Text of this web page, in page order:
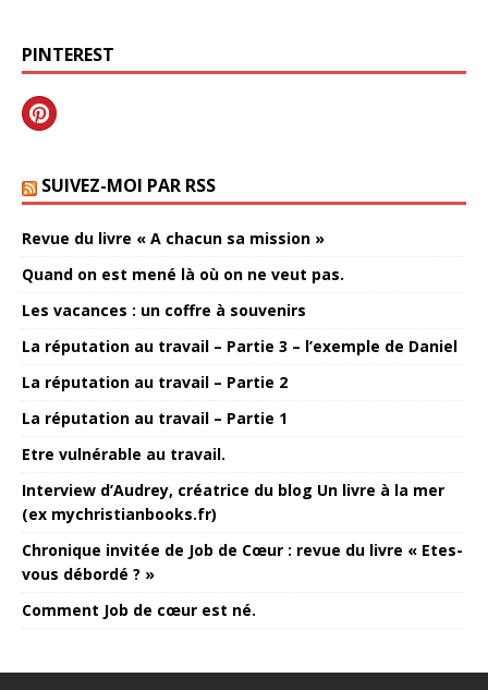
PINTEREST
SUIVEZ-MOI PAR RSS
Revue du livre « A chacun sa mission »
Quand on est mené là où on ne veut pas.
Les vacances : un coffre à souvenirs
La réputation au travail – Partie 3 – l’exemple de Daniel
La réputation au travail – Partie 2
La réputation au travail – Partie 1
Etre vulnérable au travail.
Interview d’Audrey, créatrice du blog Un livre à la mer
(ex mychristianbooks.fr)
Chronique invitée de Job de Cœur : revue du livre « Etes-
vous débordé ? »
Comment Job de cœur est né.